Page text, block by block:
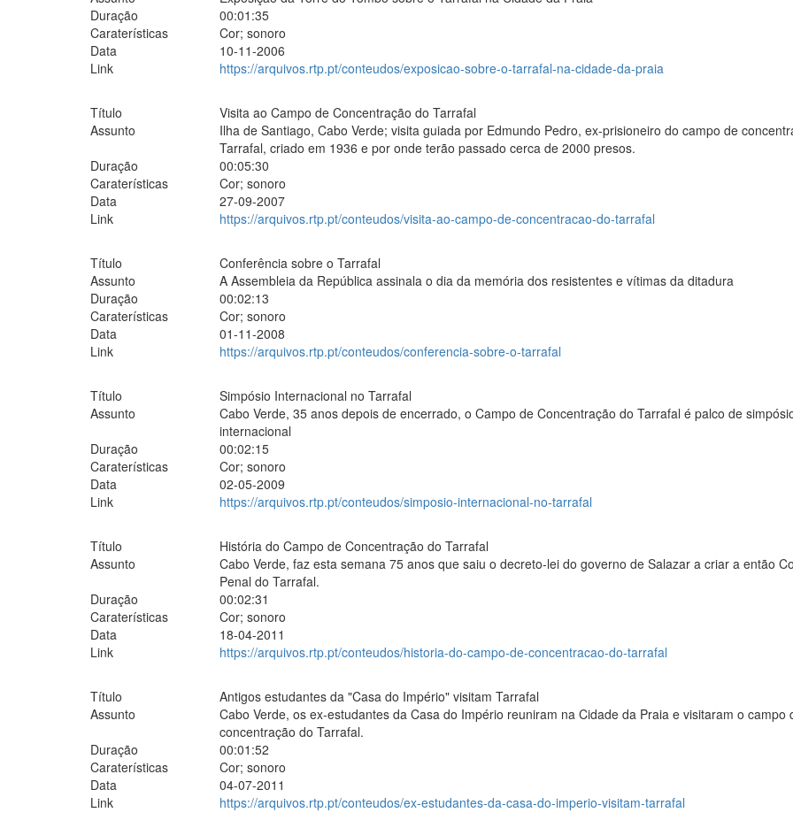
Duração
00:01:35
Caraterísticas
Cor; sonoro
Data
10-11-2006
Link
https://arquivos.rtp.pt/conteudos/exposicao-sobre-o-tarrafal-na-cidade-da-praia
Título
Visita ao Campo de Concentração do Tarrafal
Assunto
Ilha de Santiago, Cabo Verde; visita guiada por Edmundo Pedro, ex-prisioneiro do campo de
Tarrafal, criado em 1936 e por onde terão passado cerca de 2000 presos.
Duração
00:05:30
Caraterísticas
Cor; sonoro
Data
27-09-2007
Link
https://arquivos.rtp.pt/conteudos/visita-ao-campo-de-concentracao-do-tarrafal
Título
Conferência sobre o Tarrafal
Assunto
A Assembleia da República assinala o dia da memória dos resistentes e vítimas da ditadura
Duração
00:02:13
Caraterísticas
Cor; sonoro
Data
01-11-2008
Link
https://arquivos.rtp.pt/conteudos/conferencia-sobre-o-tarrafal
Título
Simpósio Internacional no Tarrafal
Assunto
Cabo Verde, 35 anos depois de encerrado, o Campo de Concentração do Tarrafal é palco de
internacional
Duração
00:02:15
Caraterísticas
Cor; sonoro
Data
02-05-2009
Link
https://arquivos.rtp.pt/conteudos/simposio-internacional-no-tarrafal
Título
História do Campo de Concentração do Tarrafal
Assunto
Cabo Verde, faz esta semana 75 anos que saiu o decreto-lei do governo de Salazar a criar a então
Penal do Tarrafal.
Duração
00:02:31
Caraterísticas
Cor; sonoro
Data
18-04-2011
Link
https://arquivos.rtp.pt/conteudos/historia-do-campo-de-concentracao-do-tarrafal
Título
Antigos estudantes da "Casa do Império" visitam Tarrafal
Assunto
Cabo Verde, os ex-estudantes da Casa do Império reuniram na Cidade da Praia e visitaram o campo
concentração do Tarrafal.
Duração
00:01:52
Caraterísticas
Cor; sonoro
Data
04-07-2011
Link
https://arquivos.rtp.pt/conteudos/ex-estudantes-da-casa-do-imperio-visitam-tarrafal